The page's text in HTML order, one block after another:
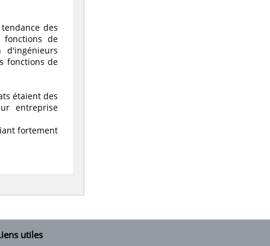
des
de
d'ingénieurs
fonctions de
étaient des
entreprise
fortement
utiles